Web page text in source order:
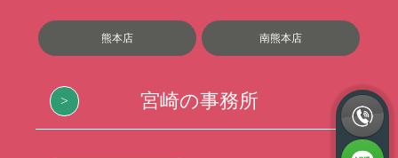
熊本店 南熊本店
宮崎の事務所